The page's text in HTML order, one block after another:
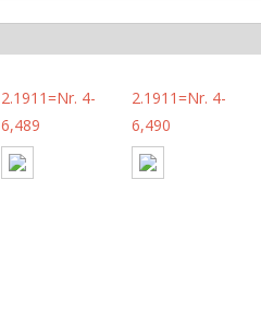
2.1911=Nr. 4-
6,489
2.1911=Nr. 4-
6,490